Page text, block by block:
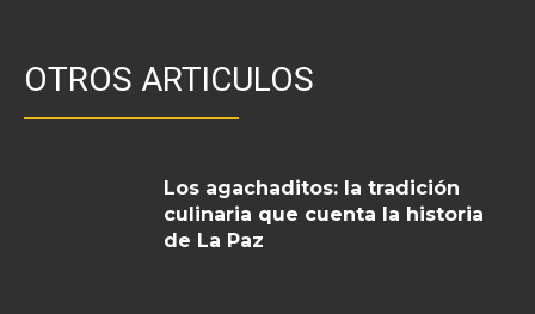
OTROS ARTICULOS
Los agachaditos: la tradición
culinaria que cuenta la historia
de La Paz